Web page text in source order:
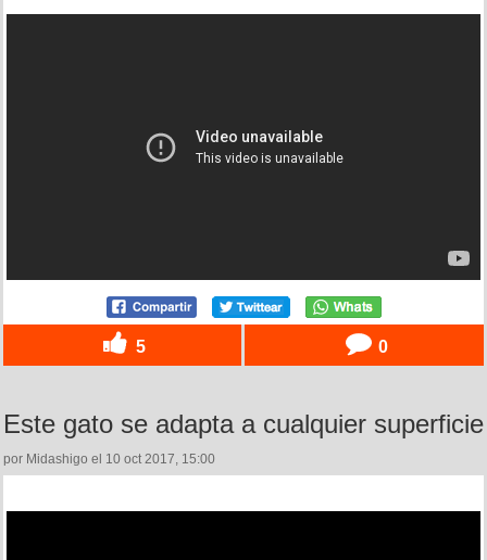
5 0
Este gato se adapta a cualquier superficie
por Midashigo el 10 oct 2017, 15:00